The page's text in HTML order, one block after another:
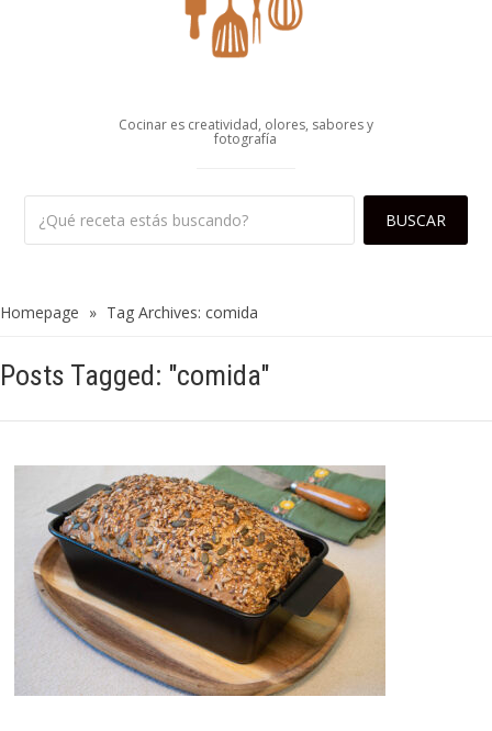
Cocinar es creatividad, olores, sabores y
fotografía
Homepage » Tag Archives: comida
Posts Tagged: "comida"